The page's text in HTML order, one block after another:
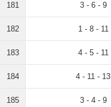
181 3 - 6 - 9
182 1 - 8 - 11
183 4 - 5 - 11
184 4 - 11 - 13
185 3 - 4 - 9